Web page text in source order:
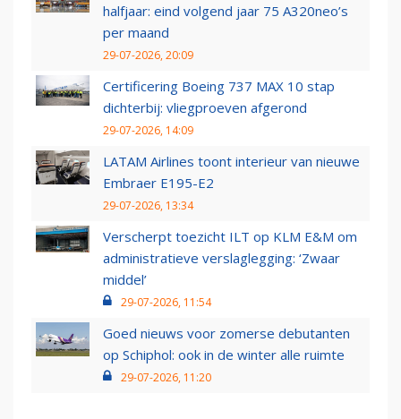
halfjaar: eind volgend jaar 75 A320neo’s
per maand
29-07-2026, 20:09
Certificering Boeing 737 MAX 10 stap
dichterbij: vliegproeven afgerond
29-07-2026, 14:09
LATAM Airlines toont interieur van nieuwe
Embraer E195-E2
29-07-2026, 13:34
Verscherpt toezicht ILT op KLM E&M om
administratieve verslaglegging: ‘Zwaar
middel’
29-07-2026, 11:54
Goed nieuws voor zomerse debutanten
op Schiphol: ook in de winter alle ruimte
29-07-2026, 11:20